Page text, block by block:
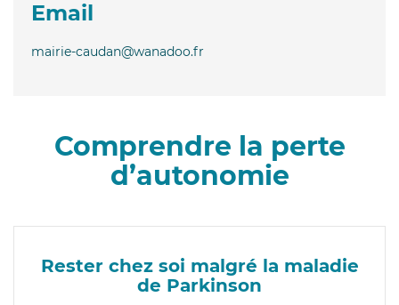
Email
mairie-caudan@wanadoo.fr
Comprendre la perte
d’autonomie
Rester chez soi malgré la maladie
de Parkinson